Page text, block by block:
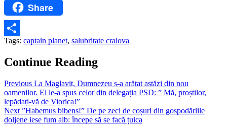
FacebookShare
Partajează
Tags: captain planet, salubritate craiova
Continue Reading
Previous La Maglavit, Dumnezeu s-a arătat astăzi din nou
oamenilor. El le-a spus celor din delegația PSD: ” Mă, proștilor,
lepădați-vă de Viorica!”
Next ”Habemus bibens!” De pe zeci de coșuri din gospodăriile
doljene iese fum alb: începe să se facă țuica